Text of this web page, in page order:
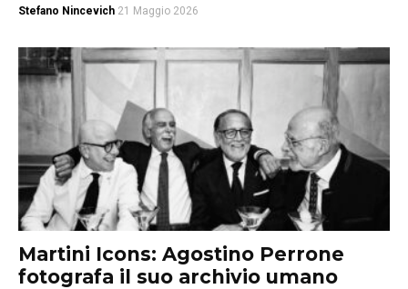
Stefano Nincevich 21 Maggio 2026
Martini Icons: Agostino Perrone
fotografa il suo archivio umano